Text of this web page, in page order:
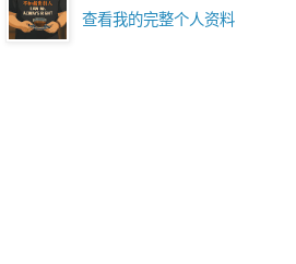
查看我的完整个人资料